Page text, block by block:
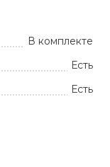
В комплекте
Есть
Есть